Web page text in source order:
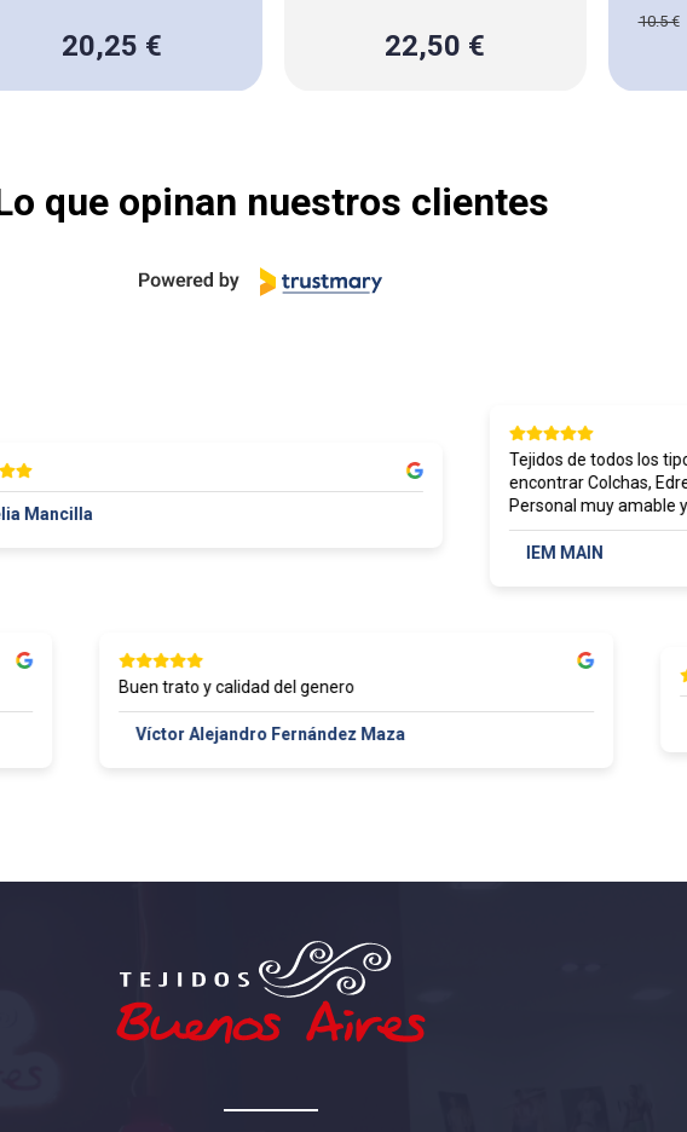
20,25 € 22,50 €
10.5 €
que opinan nuestros clientes
Tejidos de todos los tipos.
encontrar Colchas,
Personal muy amable y te
IEM MAIN
Buen trato y calidad del genero
Víctor Alejandro Fernández Maza